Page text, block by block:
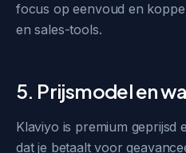
focus op eenvoud en
en sales-tools.
5. Prijsmodel en
Klaviyo is premium geprijsd
dat je betaalt voor